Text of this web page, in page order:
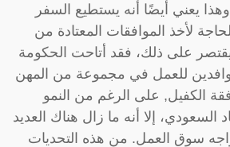
يعني أيضًا أنه يستطيع السفر
لأخذ الموافقات المعتادة من
يقتصر على ذلك، فقد أتاحت الحكومة
للعمل في مجموعة من المهن
الكفيل, على الرغم من النمو
السعودي، إلا أنه ما زال هناك العديد
سوق العمل. من هذه التحديات